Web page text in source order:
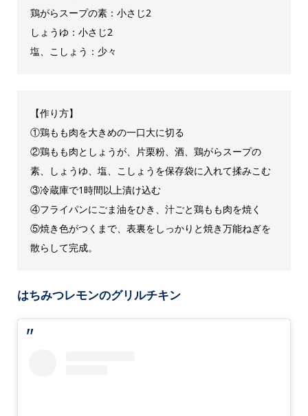
鶏がらスープの素：小さじ2
しょうゆ：小さじ2
塩、こしょう：少々
【作り方】
①鶏もも肉を大きめの一口大に切る
②鶏もも肉としょうが、片栗粉、酒、鶏がらスープの
素、しょうゆ、塩、こしょうを保存袋に入れて揉みこむ
③冷蔵庫で1時間以上漬け込む
④フライパンにごま油をひき、汁ごと鶏もも肉を焼く
⑤焼き色がつくまで、表裏をしっかりと焼き万能ねぎを
散らして完成。
はちみつレモンのグリルチキン